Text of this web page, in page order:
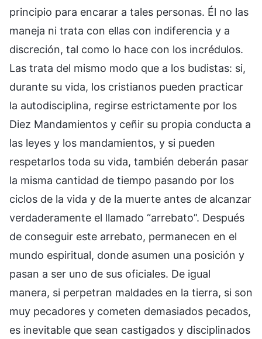
principio para encarar a tales personas. Él no las
maneja ni trata con ellas con indiferencia y a
discreción, tal como lo hace con los incrédulos.
Las trata del mismo modo que a los budistas: si,
durante su vida, los cristianos pueden practicar
la autodisciplina, regirse estrictamente por los
Diez Mandamientos y ceñir su propia conducta a
las leyes y los mandamientos, y si pueden
respetarlos toda su vida, también deberán pasar
la misma cantidad de tiempo pasando por los
ciclos de la vida y de la muerte antes de alcanzar
verdaderamente el llamado “arrebato”. Después
de conseguir este arrebato, permanecen en el
mundo espiritual, donde asumen una posición y
pasan a ser uno de sus oficiales. De igual
manera, si perpetran maldades en la tierra, si son
muy pecadores y cometen demasiados pecados,
es inevitable que sean castigados y disciplinados